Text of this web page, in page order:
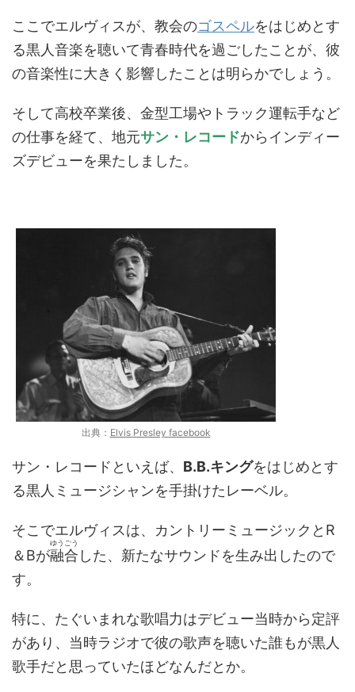
ここでエルヴィスが、教会のゴスペルをはじめとす
る黒人音楽を聴いて青春時代を過ごしたことが、彼
の音楽性に大きく影響したことは明らかでしょう。
そして高校卒業後、金型工場やトラック運転手など
の仕事を経て、地元サン・レコードからインディー
ズデビューを果たしました。
出典： Elvis Presley facebook
サン・レコードといえば、 B.B.キングをはじめとす
る黒人ミュージシャンを手掛けたレーベル。
そこでエルヴィスは、カントリーミュージックとR
＆Bが融合
ゆうごう
した、新たなサウンドを生み出したので
す。
特に、たぐいまれな歌唱力はデビュー当時から定評
があり、当時ラジオで彼の歌声を聴いた誰もが黒人
歌手だと思っていたほどなんだとか。